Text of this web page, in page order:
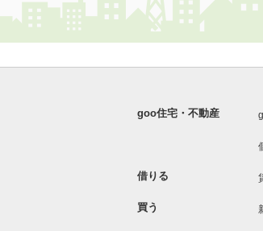
goo住宅・不動産
借りる
買う